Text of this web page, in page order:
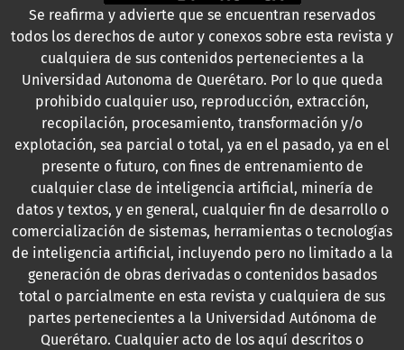
Se reafirma y advierte que se encuentran reservados
todos los derechos de autor y conexos sobre esta revista y
cualquiera de sus contenidos pertenecientes a la
Universidad Autonoma de Querétaro. Por lo que queda
prohibido cualquier uso, reproducción, extracción,
recopilación, procesamiento, transformación y/o
explotación, sea parcial o total, ya en el pasado, ya en el
presente o futuro, con fines de entrenamiento de
cualquier clase de inteligencia artificial, minería de
datos y textos, y en general, cualquier fin de desarrollo o
comercialización de sistemas, herramientas o tecnologías
de inteligencia artificial, incluyendo pero no limitado a la
generación de obras derivadas o contenidos basados
total o parcialmente en esta revista y cualquiera de sus
partes pertenecientes a la Universidad Autónoma de
Querétaro. Cualquier acto de los aquí descritos o